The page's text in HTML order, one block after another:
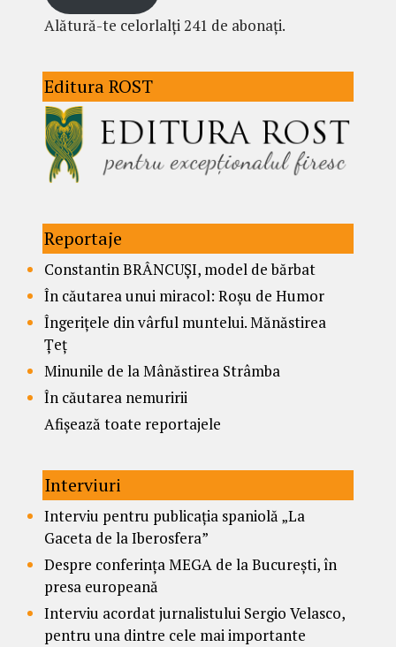
Alătură-te celorlalți 241 de abonați.
Editura ROST
Reportaje
Constantin BRÂNCUȘI, model de bărbat
În căutarea unui miracol: Roșu de Humor
Îngerițele din vârful muntelui. Mănăstirea
Țeț
Minunile de la Mânăstirea Strâmba
În căutarea nemuririi
Afișează toate reportajele
Interviuri
Interviu pentru publicația spaniolă „La
Gaceta de la Iberosfera”
Despre conferința MEGA de la București, în
presa europeană
Interviu acordat jurnalistului Sergio Velasco,
pentru una dintre cele mai importante